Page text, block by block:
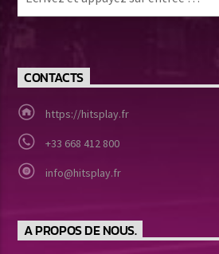
CONTACTS
https://hitsplay.fr
+33 668 412 800
info@hitsplay.fr
A PROPOS DE NOUS.